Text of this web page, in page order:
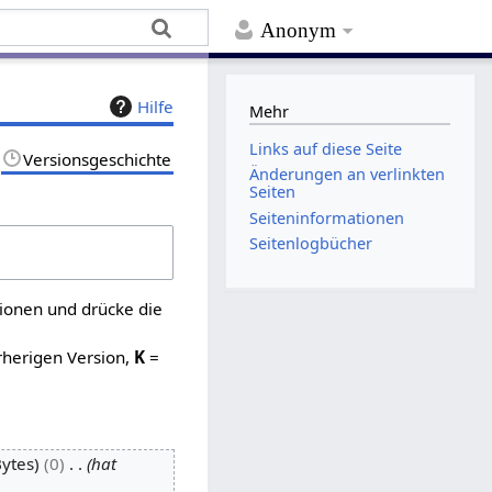
Anonym
Hilfe
Versionsgeschichte
und drücke die
Version, K =
0
hat
Mehr
Links auf diese Seite
Änderungen an verlinkten
Seiten
Seiten­­informationen
Seitenlogbücher